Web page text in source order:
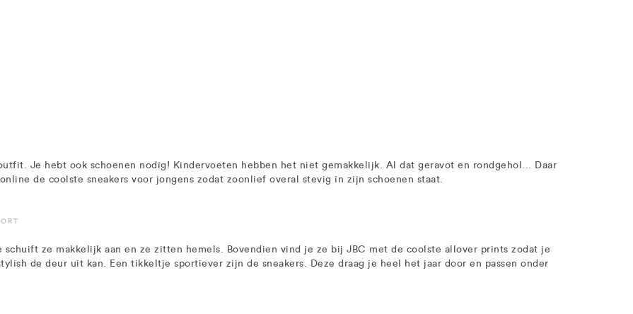
Je hebt ook schoenen nodig! Kindervoeten hebben het niet gemakkelijk. Al dat geravot en rondgehol… Daar
de coolste sneakers voor jongens zodat zoonlief overal stevig in zijn schoenen staat.
ze makkelijk aan en ze zitten hemels. Bovendien vind je ze bij JBC met de coolste allover prints zodat je
de deur uit kan. Een tikkeltje sportiever zijn de sneakers. Deze draag je heel het jaar door en passen onder